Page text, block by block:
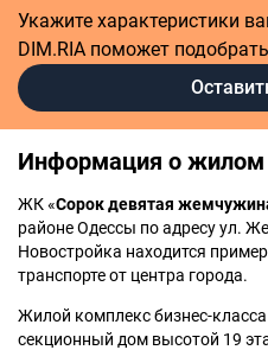
Укажите характеристики
DIM.RIA поможет
Информация о жилом
ЖК «Сорок девятая
районе Одессы по адресу ул.
Новостройка находится
транспорте от центра города.
Жилой комплекс бизнес-
секционный дом высотой 19